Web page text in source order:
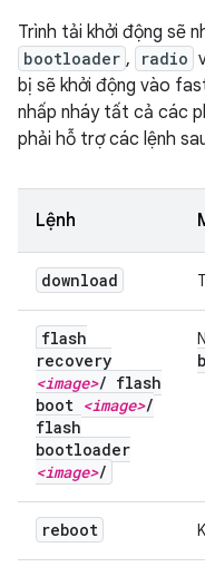
Trình tải khởi động sẽ
bootloader , radio
bị sẽ khởi động vào
nhấp nháy tất cả các
phải hỗ trợ các lệnh
Lệnh
download
flash
recovery
<image>/ flash
boot <image>/
flash
bootloader
<image>/
reboot